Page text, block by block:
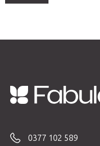
0377 102 589